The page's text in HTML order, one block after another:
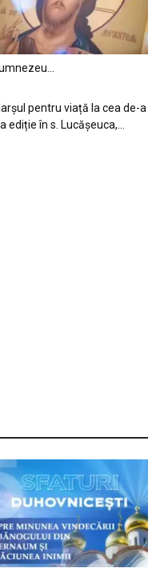
pentru viață la cea de-a
a ediție în s. Lucășeuca,...